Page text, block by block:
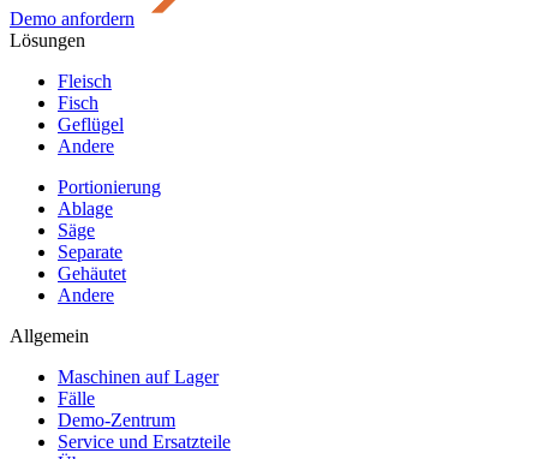
Demo anfordern
Lösungen
Fleisch
Fisch
Geflügel
Andere
Portionierung
Ablage
Säge
Separate
Gehäutet
Andere
Allgemein
Maschinen auf Lager
Fälle
Demo-Zentrum
Service und Ersatzteile